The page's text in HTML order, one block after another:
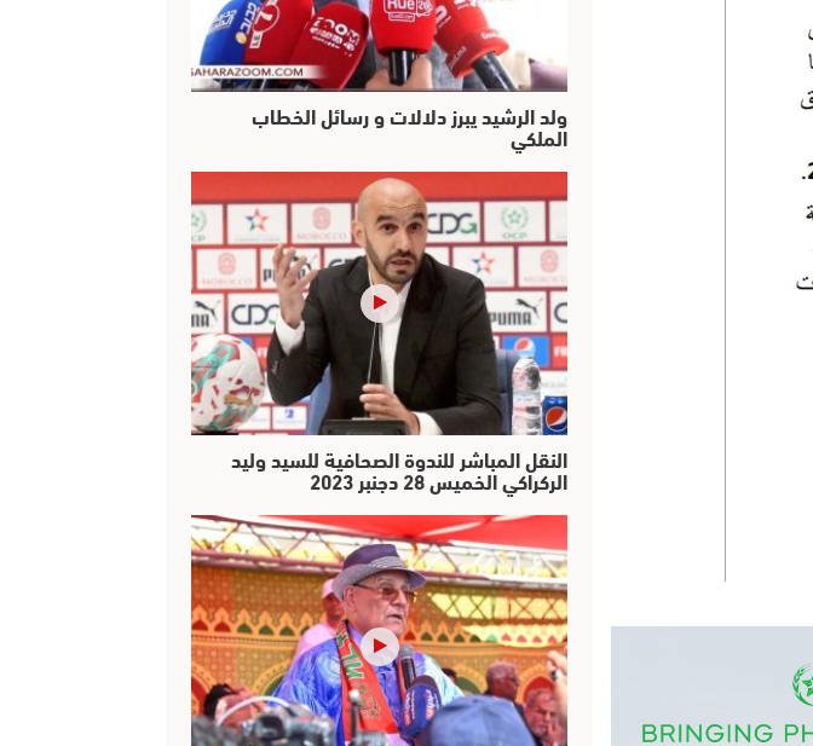
ولد الرشيد يبرز دلالات و رسائل الخطاب
الملكي
النقل المباشر للندوة الصحافية للسيد وليد
الركراكي الخميس 28 دجنبر 2023